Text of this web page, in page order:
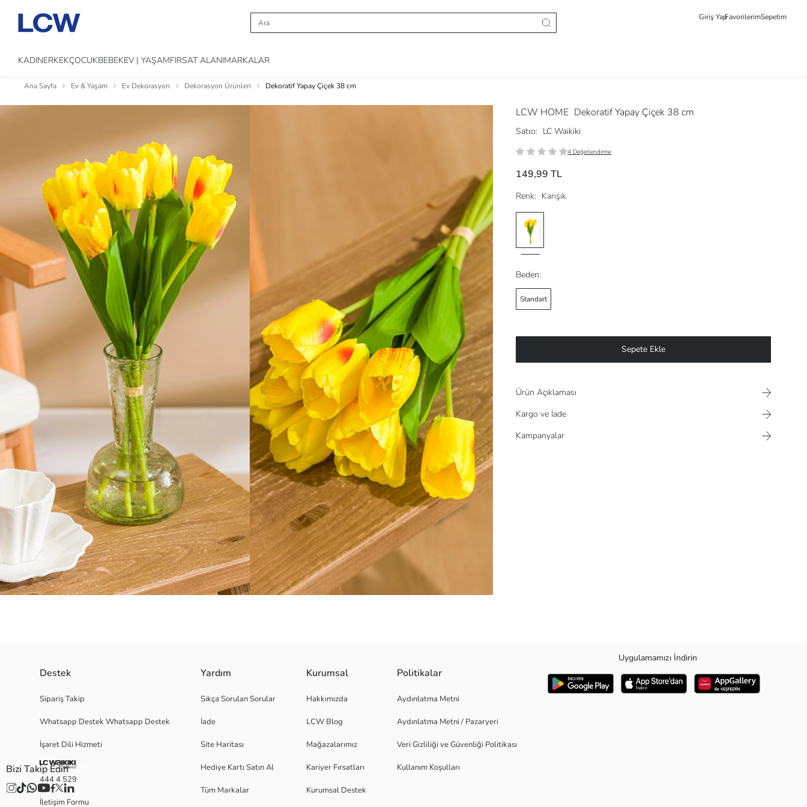
Giriş YapFavorilerimSepetim
KADINERKEKÇOCUKBEBEKEV | YAŞAMFIRSAT ALANIMARKALAR
Ana Sayfa Ev & Yaşam Ev Dekorasyon Dekorasyon Ürünleri Dekoratif Yapay Çiçek 38 cm
LCW HOME Dekoratif Yapay Çiçek 38 cm
Satıcı: LC Waikiki
4 Değerlendirme
149,99 TL
Renk: Karışık
Beden:
Standart
Sepete Ekle
Ürün Açıklaması
Kargo ve İade
Kampanyalar
Cinsiyet:
Desen:
Ürün Ebat:
Destek
Sipariş Takip
Whatsapp Destek Whatsapp Destek
İşaret Dili Hizmeti
444 4 529
İletişim Formu
Yardım
Sıkça Sorulan Sorular
İade
Site Haritası
Hediye Kartı Satın Al
Tüm Markalar
Kurumsal
Hakkımızda
LCW Blog
Mağazalarımız
Kariyer Fırsatları
Kurumsal Destek
Politikalar
Aydınlatma Metni
Aydınlatma Metni / Pazaryeri
Veri Gizliliği ve Güvenliği Politikası
Kullanım Koşulları
Uygulamamızı İndirin
Bizi Takip Edin